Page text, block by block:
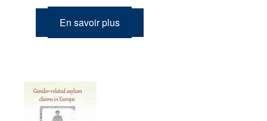
En savoir plus